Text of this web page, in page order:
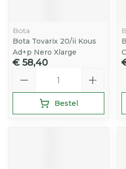
Bota
Bota Tovarix 20/ii Kous
Ad+p Nero Xlarge
€ 58,40
Bestel